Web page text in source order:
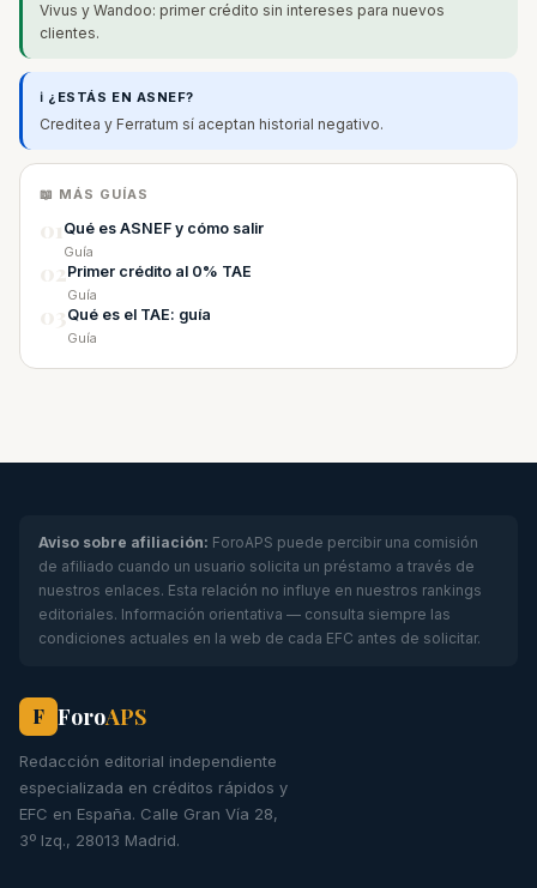
Vivus y Wandoo: primer crédito sin intereses para nuevos
clientes.
ℹ️ ¿ESTÁS EN ASNEF?
Creditea y Ferratum sí aceptan historial negativo.
📖 MÁS GUÍAS
Qué es ASNEF y cómo salir
Guía
Primer crédito al 0% TAE
Guía
Qué es el TAE: guía
Guía
Aviso sobre afiliación: ForoAPS puede percibir una comisión
de afiliado cuando un usuario solicita un préstamo a través de
nuestros enlaces. Esta relación no influye en nuestros rankings
editoriales. Información orientativa — consulta siempre las
condiciones actuales en la web de cada EFC antes de solicitar.
F ForoAPS
Redacción editorial independiente
especializada en créditos rápidos y
EFC en España. Calle Gran Vía 28,
3º Izq., 28013 Madrid.